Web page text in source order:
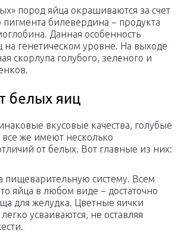
пород яйца окрашиваются за счет
билевердина − продукта
Данная особенность
на генетическом уровне. На выходе
скорлупа голубого, зеленого и
белых яиц
вкусовые качества, голубые
же имеют несколько
от белых. Вот главные из них:
пищеварительную систему. Всем
яйца в любом виде − достаточно
для желудка. Цветные яички
легко усваиваются, не оставляя